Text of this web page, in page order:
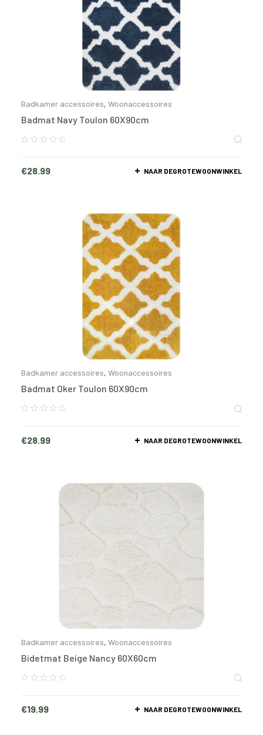
Badkamer accessoires, Woonaccessoires
Badmat Navy Toulon 60X90cm
€28.99 NAAR DEGROTEWOONWINKEL
Badkamer accessoires, Woonaccessoires
Badmat Oker Toulon 60X90cm
€28.99 NAAR DEGROTEWOONWINKEL
Badkamer accessoires, Woonaccessoires
Bidetmat Beige Nancy 60X60cm
€19.99 NAAR DEGROTEWOONWINKEL